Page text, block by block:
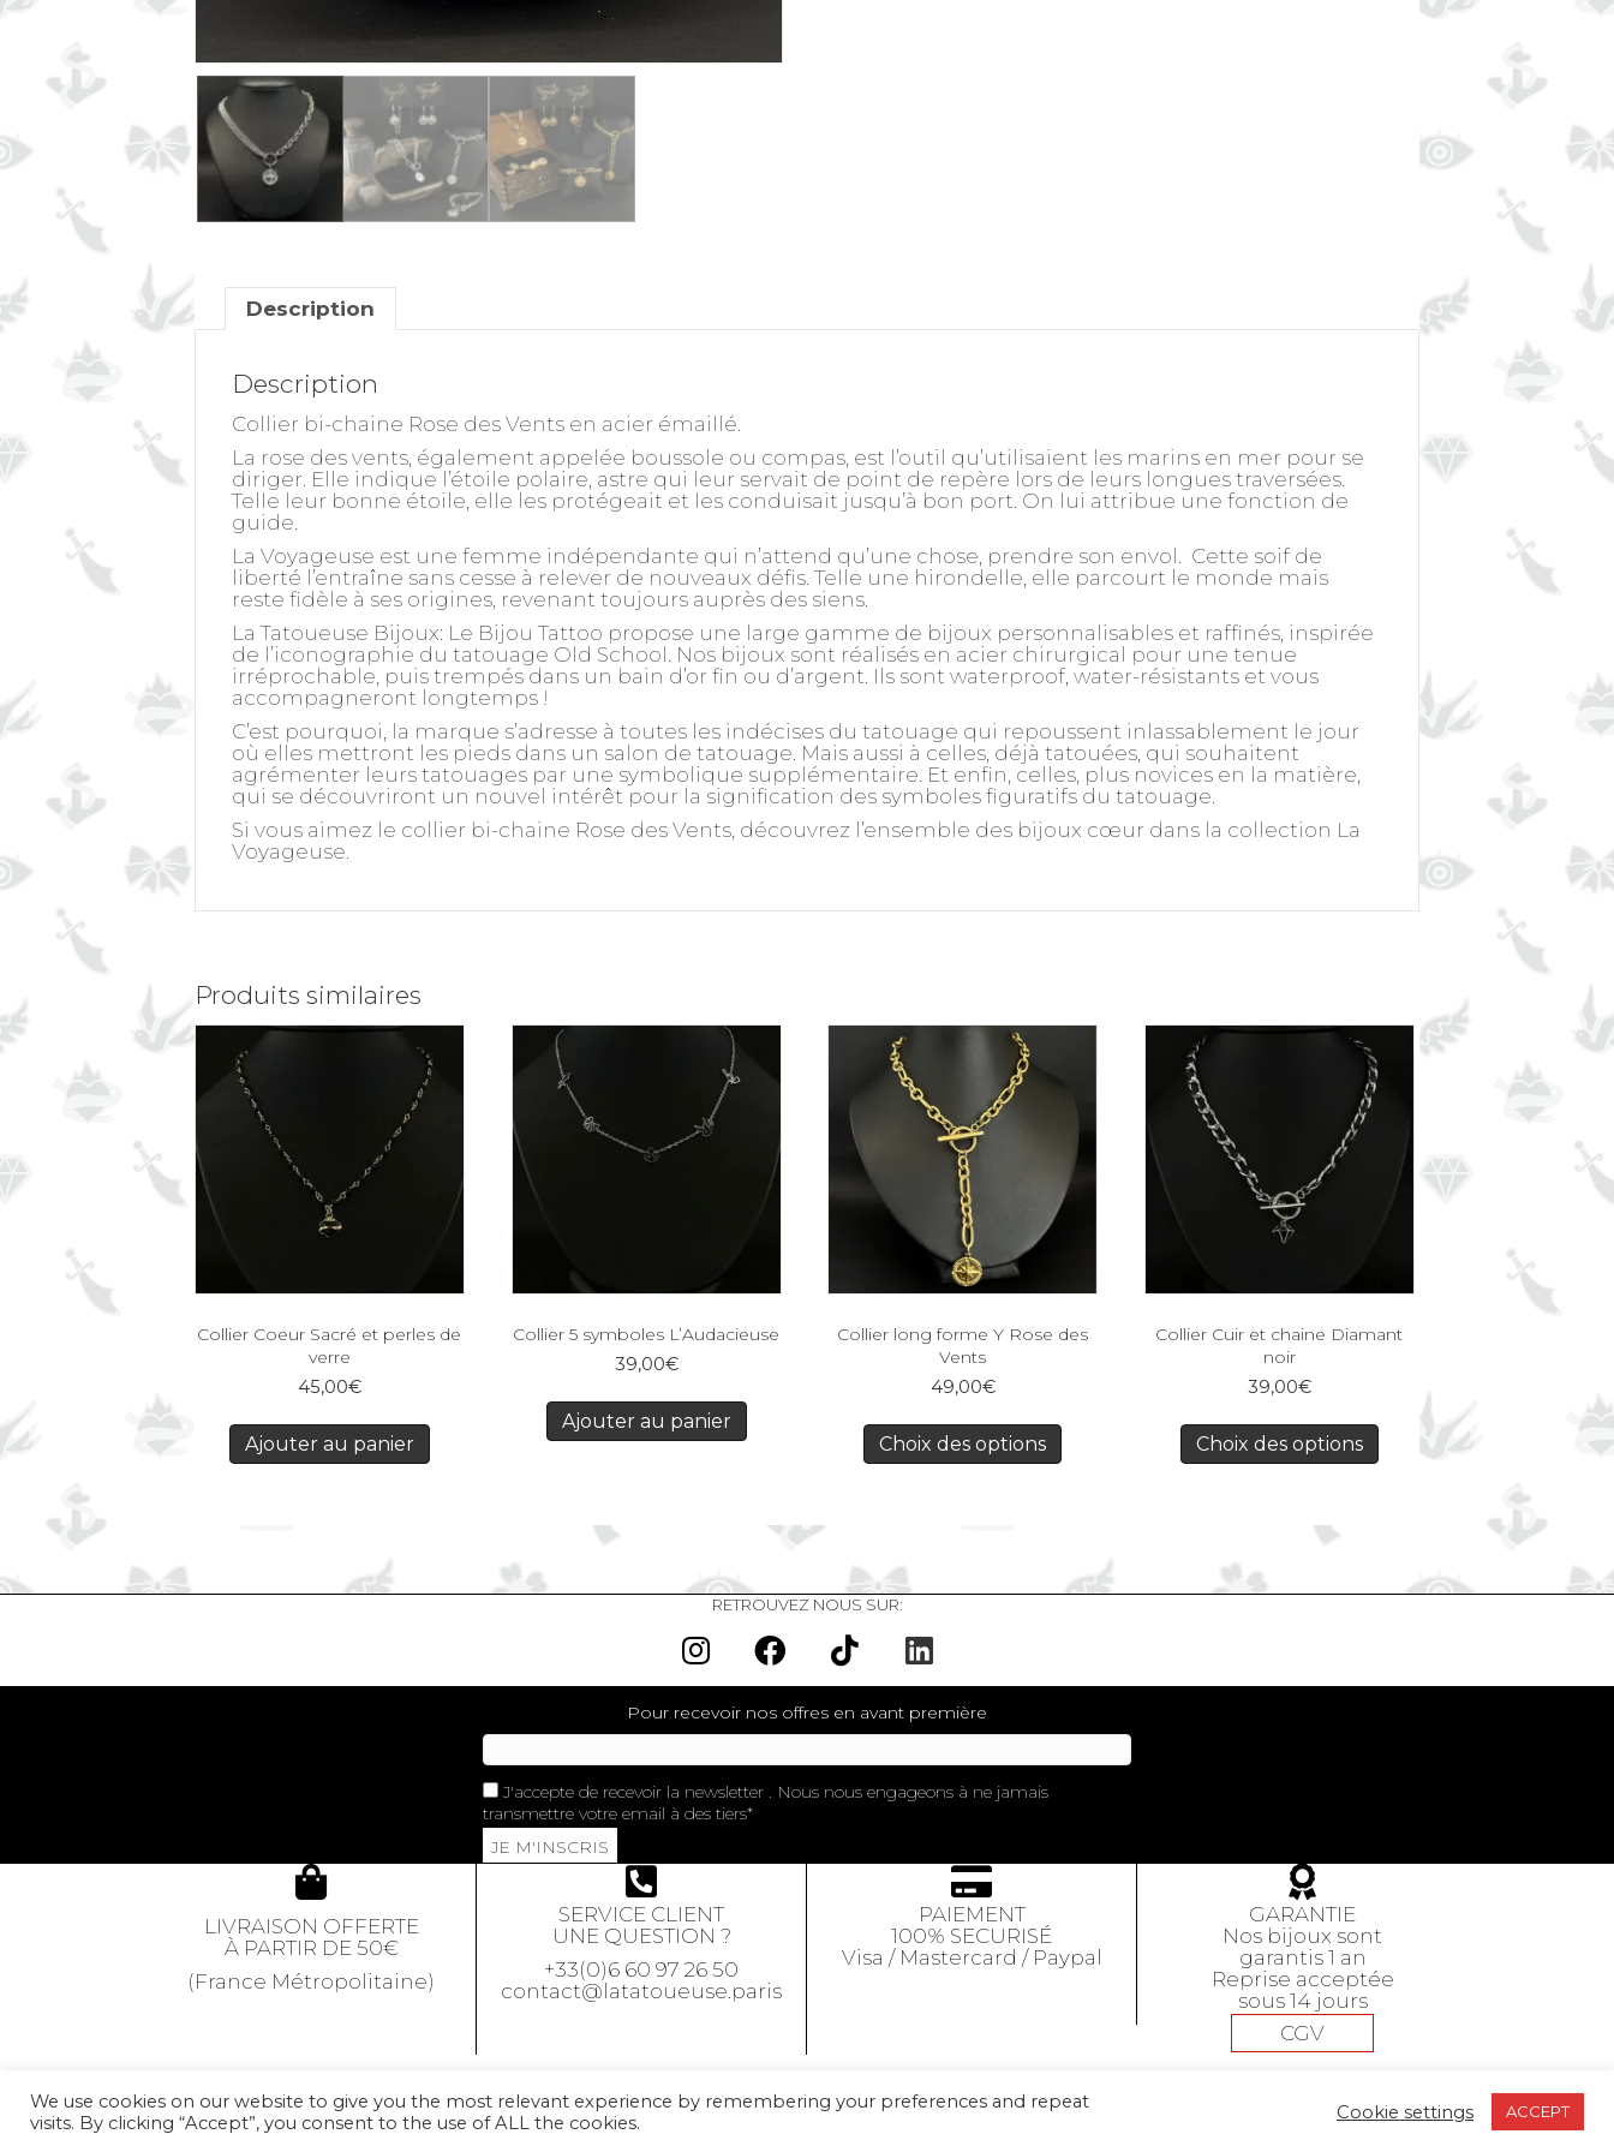
Description
Description
Collier bi-chaine Rose des Vents en acier émaillé.
La rose des vents, également appelée boussole ou compas, est l’outil qu’utilisaient les marins en mer pour se
diriger. Elle indique l’étoile polaire, astre qui leur servait de point de repère lors de leurs longues traversées.
Telle leur bonne étoile, elle les protégeait et les conduisait jusqu’à bon port. On lui attribue une fonction de
guide.
La Voyageuse est une femme indépendante qui n’attend qu’une chose, prendre son envol. Cette soif de
liberté l’entraîne sans cesse à relever de nouveaux défis. Telle une hirondelle, elle parcourt le monde mais
reste fidèle à ses origines, revenant toujours auprès des siens.
La Tatoueuse Bijoux: Le Bijou Tattoo propose une large gamme de bijoux personnalisables et raffinés, inspirée
de l’iconographie du tatouage Old School. Nos bijoux sont réalisés en acier chirurgical pour une tenue
irréprochable, puis trempés dans un bain d’or fin ou d’argent. Ils sont waterproof, water-résistants et vous
accompagneront longtemps !
C’est pourquoi, la marque s’adresse à toutes les indécises du tatouage qui repoussent inlassablement le jour
où elles mettront les pieds dans un salon de tatouage. Mais aussi à celles, déjà tatouées, qui souhaitent
agrémenter leurs tatouages par une symbolique supplémentaire. Et enfin, celles, plus novices en la matière,
qui se découvriront un nouvel intérêt pour la signification des symboles figuratifs du tatouage.
Si vous aimez le collier bi-chaine Rose des Vents, découvrez l’ensemble des bijoux cœur dans la collection La
Voyageuse.
Produits similaires
Collier Coeur Sacré et perles de
verre
45,00€
Ajouter au panier
Collier 5 symboles L’Audacieuse
39,00€
Ajouter au panier
Collier long forme Y Rose des
Vents
49,00€
Choix des options
Collier Cuir et chaine Diamant
noir
39,00€
Choix des options
RETROUVEZ NOUS SUR:
Pour recevoir nos offres en avant première
J'accepte de recevoir la newsletter . Nous nous engageons à ne jamais
transmettre votre email à des tiers
JE M'INSCRIS
LIVRAISON OFFERTE
À PARTIR DE 50€
(France Métropolitaine)
SERVICE CLIENT
UNE QUESTION ?
+33(0)6 60 97 26 50
contact@latatoueuse.paris
PAIEMENT
100% SECURISÉ
Visa / Mastercard / Paypal
GARANTIE
Nos bijoux sont
garantis 1 an
Reprise acceptée
sous 14 jours
CGV
© 2026 LA TATOUEUSE BIJOUX. All Rights Reserved.
We use cookies on our website to give you the most relevant experience by remembering your preferences and repeat
visits. By clicking “Accept”, you consent to the use of ALL the cookies.
Cookie settings ACCEPT